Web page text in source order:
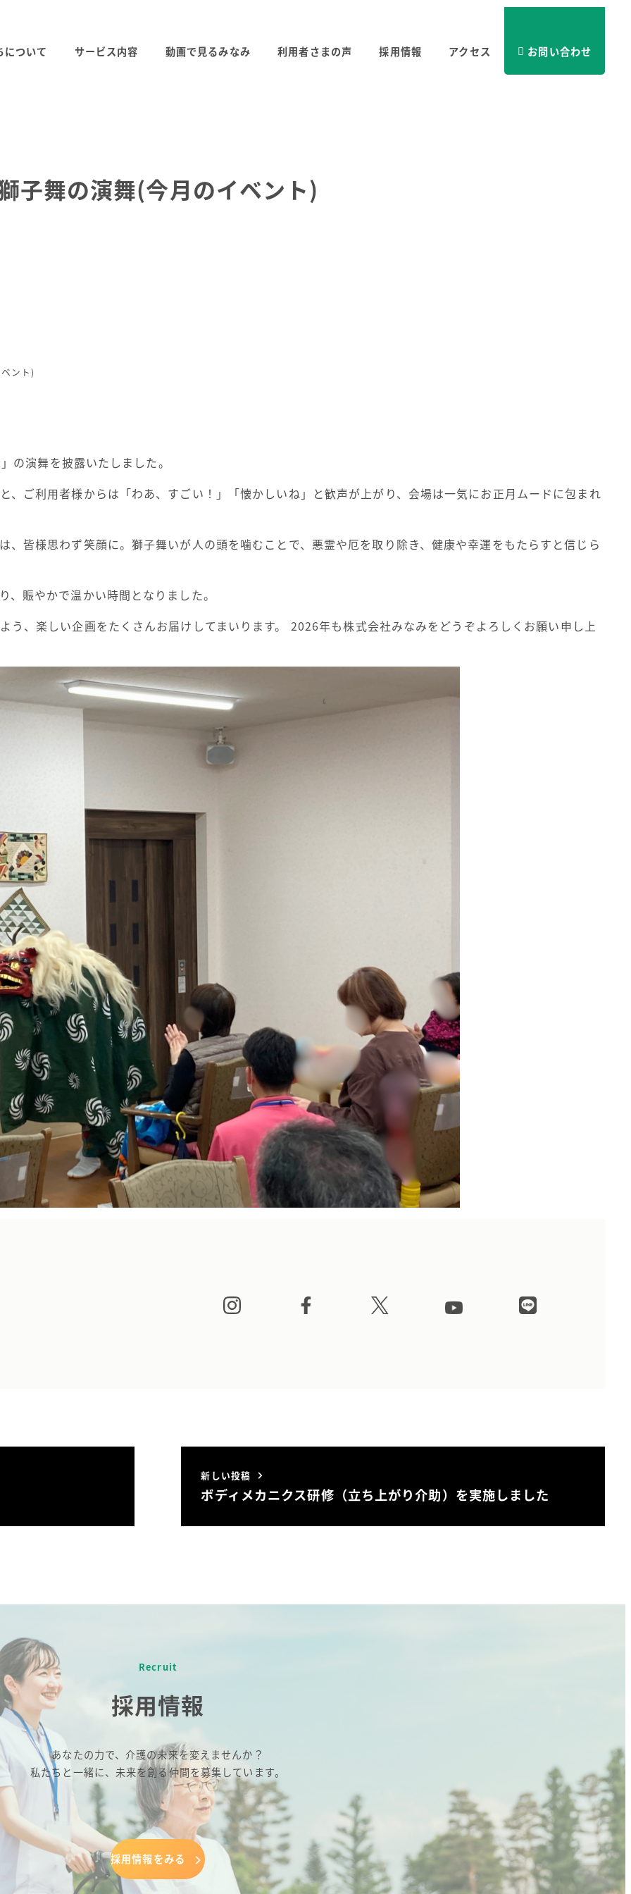
について サービス内容 動画で見るみなみ 利用者さまの声 採用情報 アクセス お問い合わせ
子舞の演舞(今月のイベント)
ント)
の演舞を披露いたしました。
、ご利用者様からは「わあ、すごい！」「懐かしいね」と歓声が上がり、会場は一気にお正月ムードに包まれ
、皆様思わず笑顔に。獅子舞いが人の頭を噛むことで、悪霊や厄を取り除き、健康や幸運をもたらすと信じら
賑やかで温かい時間となりました。
う、楽しい企画をたくさんお届けしてまいります。 2026年も株式会社みなみをどうぞよろしくお願い申し上
新しい投稿
ボディメカニクス研修（立ち上がり介助）を実施しました
Recruit
採用情報
あなたの力で、介護の未来を変えませんか？
私たちと一緒に、未来を創る仲間を募集しています。
採用情報をみる